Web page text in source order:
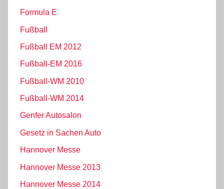
Formula E
Fußball
Fußball EM 2012
Fußball-EM 2016
Fußball-WM 2010
Fußball-WM 2014
Genfer Autosalon
Gesetz in Sachen Auto
Hannover Messe
Hannover Messe 2013
Hannover Messe 2014